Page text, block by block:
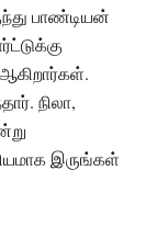
பாண்டியன்
நிலா,
இருங்கள்